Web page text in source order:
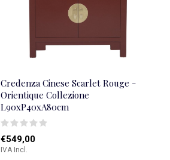
Credenza Cinese Scarlet Rouge -
Orientique Collezione
L90xP40xA80cm
€549,00
IVA Incl.